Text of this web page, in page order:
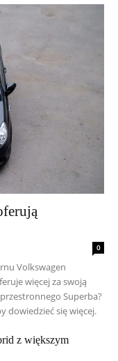
0
Volkswagen
więcej za swoją
Superba?
dowiedzieć się więcej.
z większym